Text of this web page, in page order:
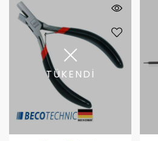
TÜKENDİ